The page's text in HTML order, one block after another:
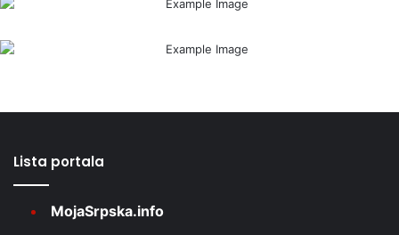
Lista portala
MojaSrpska.info